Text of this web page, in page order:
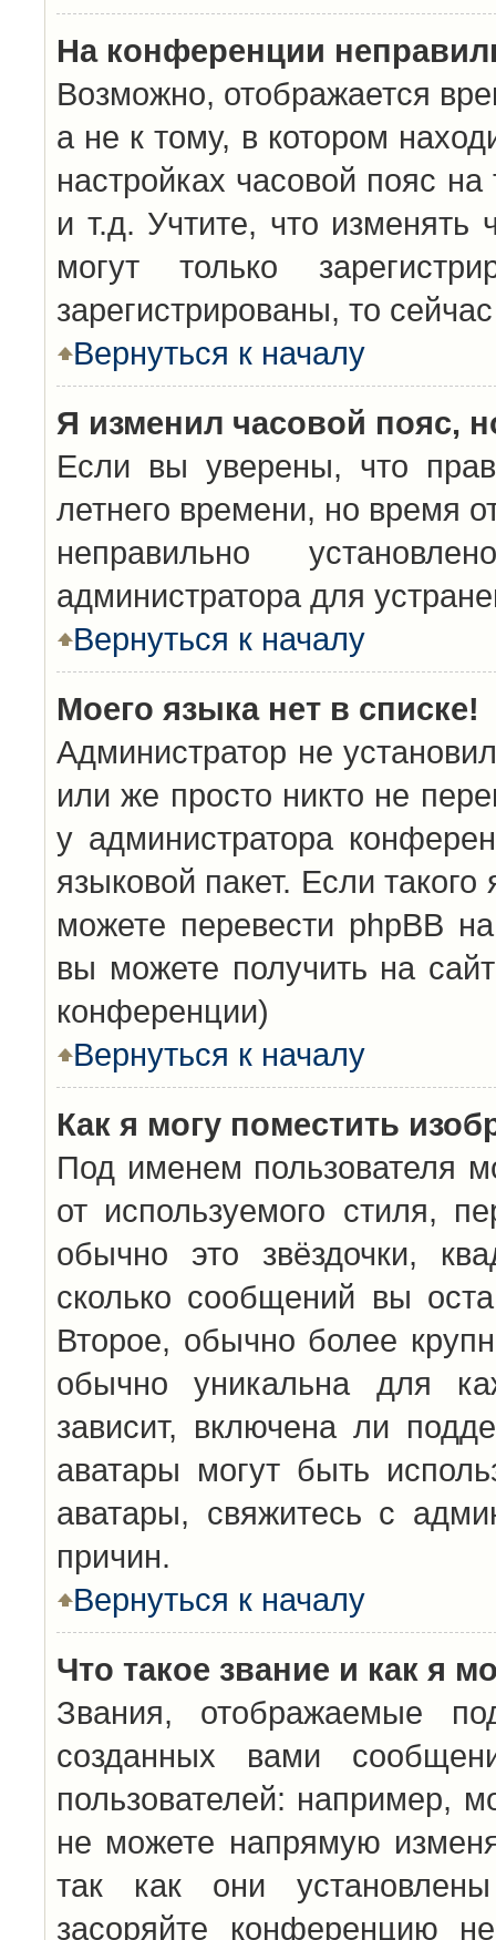
На конференции
Возможно, отображается
а не к тому, в котором
настройках часовой пояс
и т.д. Учтите, что изменять
могут только
зарегистрированы, то
Вернуться к началу
Я изменил часовой пояс,
Если вы уверены, что
летнего времени, но время
неправильно
администратора для
Вернуться к началу
Моего языка нет в списке!
Администратор не
или же просто никто не
у администратора
языковой пакет. Если
можете перевести phpBB
вы можете получить на
конференции)
Вернуться к началу
Как я могу поместить
Под именем пользователя
от используемого стиля,
обычно это звёздочки,
сколько сообщений вы
Второе, обычно более
обычно уникальна для
зависит, включена ли
аватары могут быть
аватары, свяжитесь с
причин.
Вернуться к началу
Что такое звание и как я
Звания, отображаемые
созданных вами
пользователей: например,
не можете напрямую
так как они
засоряйте конференцию